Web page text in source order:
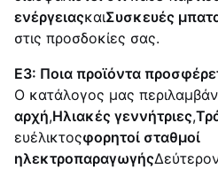
ενέργειαςκαιΣυσκευές
στις προσδοκίες σας.
Ε3: Ποια προϊόντα
Ο κατάλογος μας
αρχή,Ηλιακές γεννήτριες,
ευέλικτοςφορητοί σταθμοί
ηλεκτροπαραγωγής